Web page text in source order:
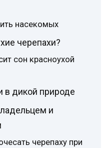
насекомых
черепахи?
сон красноухой
в дикой природе
и
черепаху при